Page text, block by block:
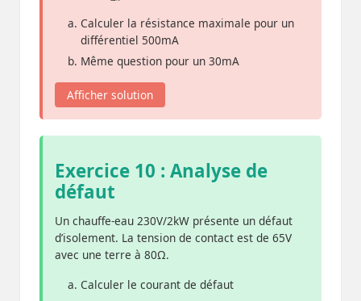
Calculer la résistance maximale pour un
différentiel 500mA
Même question pour un 30mA
Afficher solution
Exercice 10 : Analyse de
défaut
Un chauffe-eau 230V/2kW présente un défaut
d’isolement. La tension de contact est de 65V
avec une terre à 80Ω.
Calculer le courant de défaut